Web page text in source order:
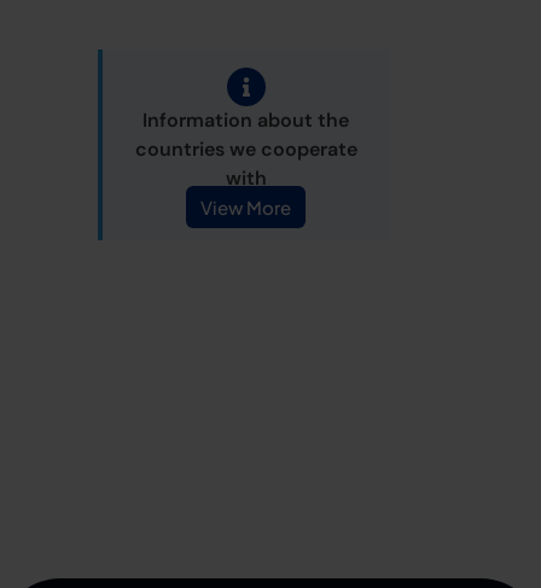
View More
Information about the
countries we cooperate
with